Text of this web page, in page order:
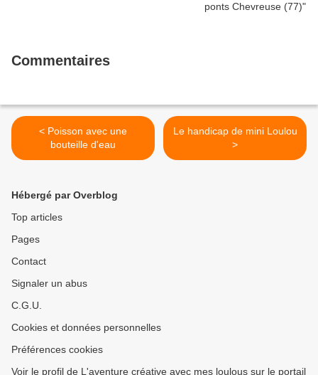
Commentaires
< Poisson avec une
bouteille d'eau
Le handicap de mini Loulou
>
Hébergé par Overblog
Top articles
Pages
Contact
Signaler un abus
C.G.U.
Cookies et données personnelles
Préférences cookies
Voir le profil de L'aventure créative avec mes loulous sur le portail